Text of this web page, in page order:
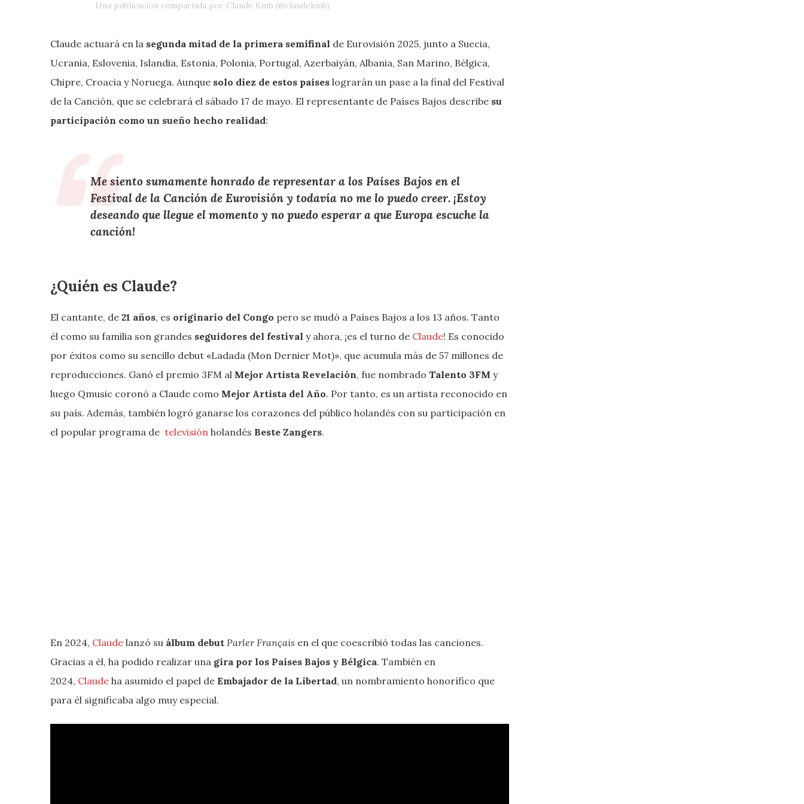
Una publicación compartida por Claude Kmb (@claudekmb)
Claude actuará en la segunda mitad de la primera semifinal de Eurovisión 2025, junto a Suecia,
Ucrania, Eslovenia, Islandia, Estonia, Polonia, Portugal, Azerbaiyán, Albania, San Marino, Bélgica,
Chipre, Croacia y Noruega. Aunque solo diez de estos países lograrán un pase a la final del Festival
de la Canción, que se celebrará el sábado 17 de mayo. El representante de Países Bajos describe su
participación como un sueño hecho realidad:
Me siento sumamente honrado de representar a los Países Bajos en el
Festival de la Canción de Eurovisión y todavía no me lo puedo creer. ¡Estoy
deseando que llegue el momento y no puedo esperar a que Europa escuche la
canción!
¿Quién es Claude?
El cantante, de 21 años, es originario del Congo pero se mudó a Países Bajos a los 13 años. Tanto
él como su familia son grandes seguidores del festival y ahora, ¡es el turno de Claude! Es conocido
por éxitos como su sencillo debut «Ladada (Mon Dernier Mot)», que acumula más de 57 millones de
reproducciones. Ganó el premio 3FM al Mejor Artista Revelación, fue nombrado Talento 3FM y
luego Qmusic coronó a Claude como Mejor Artista del Año. Por tanto, es un artista reconocido en
su país. Además, también logró ganarse los corazones del público holandés con su participación en
el popular programa de televisión holandés Beste Zangers.
En 2024, Claude lanzó su álbum debut Parler Français en el que coescribió todas las canciones.
Gracias a él, ha podido realizar una gira por los Países Bajos y Bélgica. También en
2024, Claude ha asumido el papel de Embajador de la Libertad, un nombramiento honorífico que
para él significaba algo muy especial.